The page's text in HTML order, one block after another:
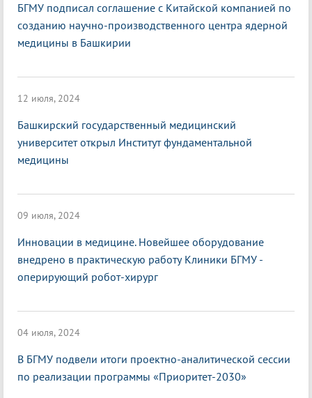
БГМУ подписал соглашение с Китайской компанией по
созданию научно-производственного центра ядерной
медицины в Башкирии
12 июля, 2024
Башкирский государственный медицинский
университет открыл Институт фундаментальной
медицины
09 июля, 2024
Инновации в медицине. Новейшее оборудование
внедрено в практическую работу Клиники БГМУ -
оперирующий робот-хирург
04 июля, 2024
В БГМУ подвели итоги проектно-аналитической сессии
по реализации программы «Приоритет-2030»